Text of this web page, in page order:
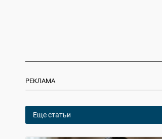
РЕКЛАМА
Еще статьи